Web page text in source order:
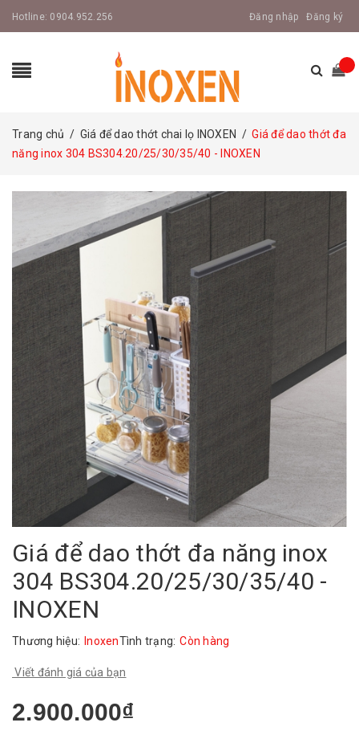
Hotline: 0904.952.256 Đăng nhập Đăng ký
Trang chủ / Giá để dao thớt chai lọ INOXEN / Giá để dao thớt đa
năng inox 304 BS304.20/25/30/35/40 - INOXEN
Giá để dao thớt đa năng inox
304 BS304.20/25/30/35/40 -
INOXEN
Thương hiệu: InoxenTình trạng: Còn hàng
Viết đánh giá của bạn
2.900.000₫